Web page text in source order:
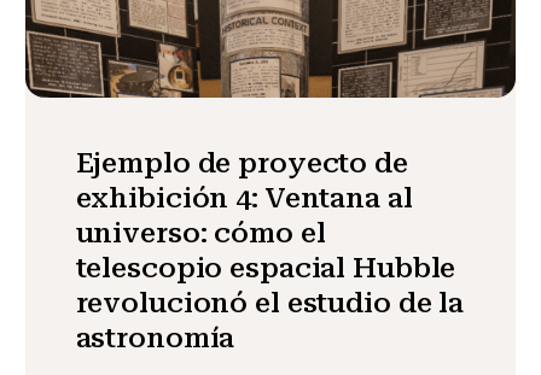
Ejemplo de proyecto de
exhibición 4: Ventana al
universo: cómo el
telescopio espacial Hubble
revolucionó el estudio de la
astronomía